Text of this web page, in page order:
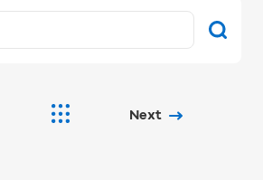
Next